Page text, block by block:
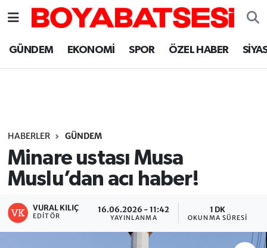
GÜNDEM EKONOMİ SPOR ÖZEL HABER
HABERLER GÜNDEM
Minare ustası Musa
Muslu’dan acı haber!
VURAL KILIÇ
EDITÖR
16.06.2026 - 11:42
YAYINLANMA
1 DK
OKUNMA SÜRESI
Sinop Nöbetçi Eczaneler
Sinop Trafik Yoğunluk Haritası
Süper Lig Puan Durumu ve Fikstür